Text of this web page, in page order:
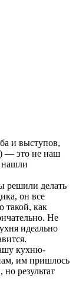
и выступов,
— это не наш
нашли
решили делать
он все
такой, как
Не
идеально
кухню-
им пришлось
результат